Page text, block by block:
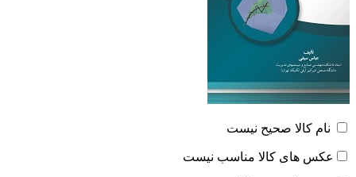
نام کالا صحیح نیست
عکس های کالا مناسب نیست